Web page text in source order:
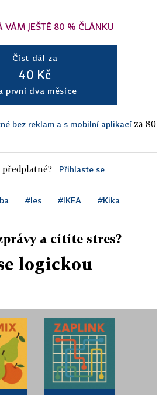
VÁM JEŠTĚ 80 % ČLÁNKU
Číst dál za
40 Kč
první dva měsíce
bez reklam a s mobilní aplikací za 80
Přihlaste se
#les #IKEA #Kika
a cítíte stres?
logickou